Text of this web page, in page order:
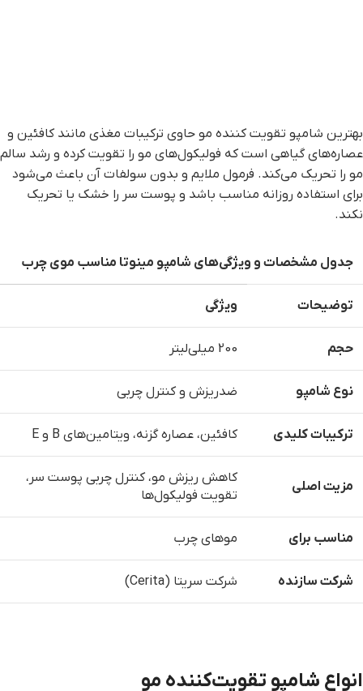
بهترین شامپو تقویت کننده مو حاوی ترکیبات مغذی مانند کافئین و
عصاره‌های گیاهی است که فولیکول‌های مو را تقویت کرده و رشد سالم
مو را تحریک می‌کند. فرمول ملایم و بدون سولفات آن باعث می‌شود
برای استفاده روزانه مناسب باشد و پوست سر را خشک یا تحریک
نکند.
جدول مشخصات و ویژگی‌های شامپو مینوتا مناسب موی چرب
توضیحات ویژگی
حجم 200 میلی‌لیتر
نوع شامپو ضدریزش و کنترل چربی
ترکیبات کلیدی کافئین، عصاره گزنه، ویتامین‌های B و E
مزیت اصلی
کاهش ریزش مو، کنترل چربی پوست سر،
تقویت فولیکول‌ها
مناسب برای موهای چرب
شرکت سازنده شرکت سریتا (Cerita)
انواع شامپو تقویت‌کننده مو